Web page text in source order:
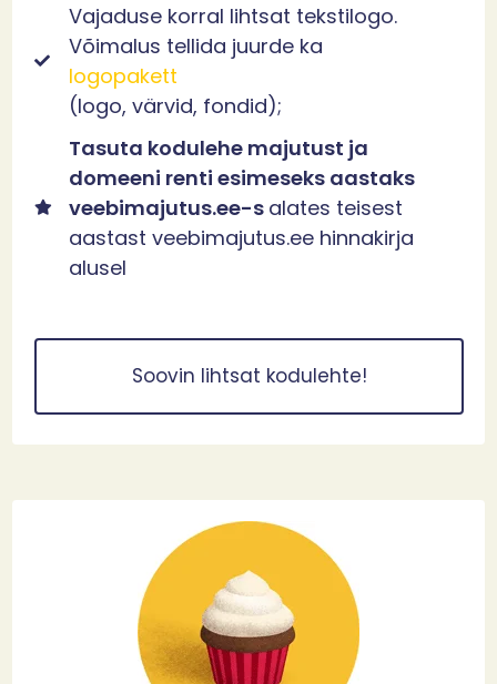
Vajaduse korral lihtsat tekstilogo.
Võimalus tellida juurde ka
logopakett
(logo, värvid, fondid);
Tasuta kodulehe majutust ja
domeeni renti esimeseks aastaks
veebimajutus.ee-s alates teisest
aastast veebimajutus.ee hinnakirja
alusel
Soovin lihtsat kodulehte!